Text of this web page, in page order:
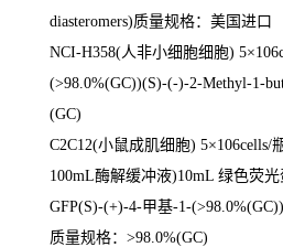
diasteromers)质量规格：美国进口
NCI-H358(人非小细胞细胞) 5×
(>98.0%(GC))(S)-(-)-2-Methyl-1-
(GC)
C2C12(小鼠成肌细胞) 5×106cells/
100mL酶解缓冲液)10mL 绿色荧
GFP(S)-(+)-4-甲基-1-
质量规格： >98.0%(GC)